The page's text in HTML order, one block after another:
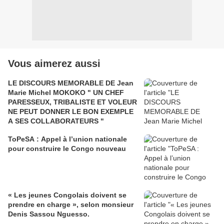
Vous aimerez aussi
LE DISCOURS MEMORABLE DE Jean
Marie Michel MOKOKO " UN CHEF
PARESSEUX, TRIBALISTE ET VOLEUR
NE PEUT DONNER LE BON EXEMPLE
A SES COLLABORATEURS "
ToPeSA : Appel à l’union nationale
pour construire le Congo nouveau
« Les jeunes Congolais doivent se
prendre en charge », selon monsieur
Denis Sassou Nguesso.